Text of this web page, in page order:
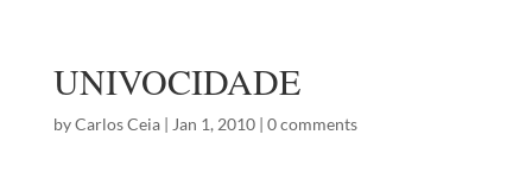
UNIVOCIDADE
byCarlos Ceia| Jan 1, 2010| 0 comments